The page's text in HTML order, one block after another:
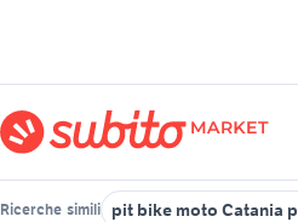
Ricerche simili pit bike moto Catania